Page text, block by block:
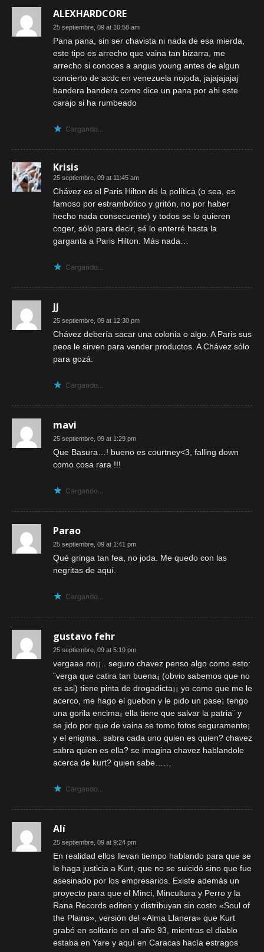
ALEXHARDCORE
25 septiembre, 09 at 10:58 am
Pana pana, sin ser chavista ni nada de esa mierda,
este tipo es arrecho que vaina tan bizarra, me
arrecho si conoces a angus young antes de algun
concierto de acdc en venezuela nojoda, jajajajajaj
bandera bandera como dice un pana por ahi este
carajo si ha rumbeado
Cargando...
Krisis
25 septiembre, 09 at 11:45 am
Chávez es el Paris Hilton de la política (o sea, es
famoso por estrambótico y gritón, no por haber
hecho nada consecuente) y todos se lo quieren
coger, sólo para decir, sé lo enterré hasta la
garganta a Paris Hilton. Más nada…
Cargando...
JJ
25 septiembre, 09 at 12:30 pm
Chávez debería sacar una colonia o algo. A Paris sus
peos le sirven para vender productos. A Chávez sólo
para gozá.
Cargando...
mavi
25 septiembre, 09 at 1:29 pm
Que Basura…! bueno es courtney<3, falling down
como cosa rara !!!
Cargando...
Parao
25 septiembre, 09 at 1:41 pm
Qué gringa tan fea, no joda. Me quedo con las
negritas de aquí.
Cargando...
gustavo fehr
25 septiembre, 09 at 5:19 pm
vergaaa no¡¡.. seguro chavez penso algo como esto:
¨verga que catira tan buena¡ (obvio sabemos que no
es asi) tiene pinta de drogadicta¡¡ yo como que me le
acerco, me hago el guebon y le pido un pase¡ tengo
una gorila encima¡ ella tiene que salvar la patria¨ y
se jido por que de vaina se tomo fotos seguramente¡
y el enigma.. sabra cada uno quien es quien? chavez
sabra quien es ella? se imagina chavez hablandole
acerca de kurt? quien sabe……
Cargando...
Alí
25 septiembre, 09 at 9:24 pm
En realidad ellos llevan tiempo hablando para que se
le haga justicia a Kurt, que no se suicidó sino que fue
asesinado por los empresarios. Existe además un
proyecto para que el Minci, Mincultura y Perro y la
Rana Records editen y distribuyan sin costo «Soul of
the Plains», versión del «Alma Llanera» que Kurt
grabó en solitario en el año 93, mientras el diablo
estaba en Yare y aquí en Caracas hacía estragos